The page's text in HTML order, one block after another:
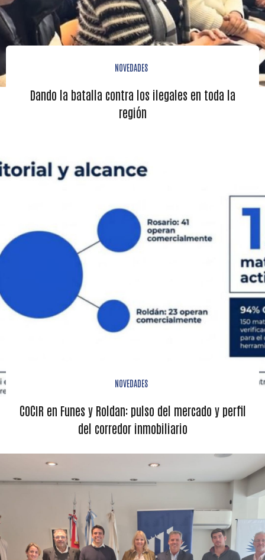
NOVEDADES
Dando la batalla contra los ilegales en toda la
región
NOVEDADES
COCIR en Funes y Roldan: pulso del mercado y perfil
del corredor inmobiliario